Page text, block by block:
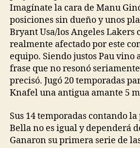
Imagínate la cara de Manu
posiciones sin dueño y unos
Bryant Usa/los Angeles Lakers
realmente afectado por este
equipo. Siendo justos Pau vino
frase que no resonó
precisó. Jugó 20 temporadas
Knafel una antigua amante 5
Sus 14 temporadas contando
Bella no es igual y dependerá
Ganaron su primera serie de